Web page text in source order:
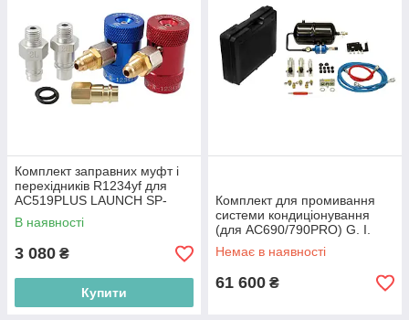
Комплект заправних муфт і
перехідників R1234yf для
AC519PLUS LAUNCH SP-
603010130
В наявності
3 080 ₴
Купити
Комплект для промивання
системи кондиціонування
(для AC690/790PRO) G. I.
KRAFT ACT550-SFK
Немає в наявності
61 600 ₴